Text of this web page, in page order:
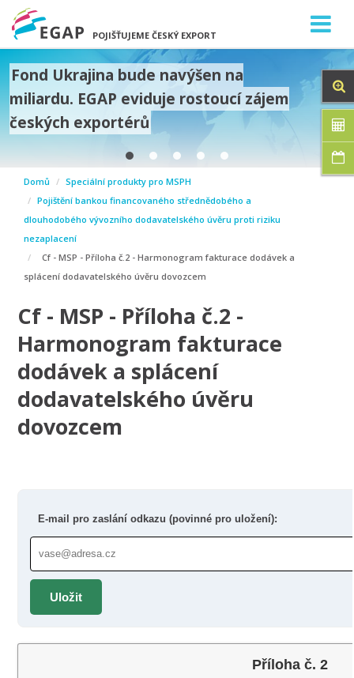
POJIŠŤUJEME ČESKÝ EXPORT
Fond Ukrajina bude navýšen na
miliardu. EGAP eviduje rostoucí zájem
českých exportérů
Domů
Speciální produkty pro MSPH
Pojištění bankou financovaného střednědobého a
dlouhodobého vývozního dodavatelského úvěru proti riziku
nezaplacení
Cf - MSP - Příloha č.2 - Harmonogram fakturace dodávek a
splácení dodavatelského úvěru dovozcem
Cf - MSP - Příloha č.2 -
Harmonogram fakturace
dodávek a splácení
dodavatelského úvěru
dovozcem
E-mail pro zaslání odkazu (povinné pro uložení):
Uložit
Příloha č. 2